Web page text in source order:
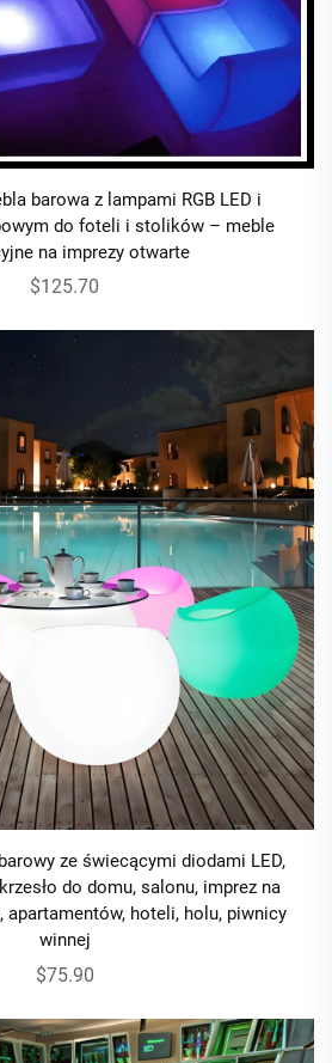
barowa z lampami RGB LED i
do foteli i stolików – meble
na imprezy otwarte
$125.70
ze świecącymi diodami LED,
do domu, salonu, imprez na
hoteli, holu, piwnicy
winnej
$75.90